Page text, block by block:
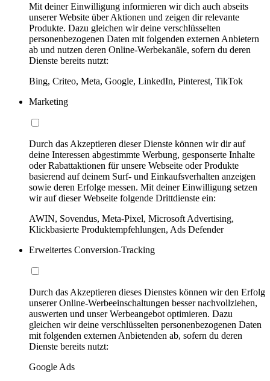
Mit deiner Einwilligung informieren wir dich auch abseits
unserer Website über Aktionen und zeigen dir relevante
Produkte. Dazu gleichen wir deine verschlüsselten
personenbezogenen Daten mit folgenden externen Anbietern
ab und nutzen deren Online-Werbekanäle, sofern du deren
Dienste bereits nutzt:
Bing, Criteo, Meta, Google, LinkedIn, Pinterest, TikTok
Marketing
Durch das Akzeptieren dieser Dienste können wir dir auf
deine Interessen abgestimmte Werbung, gesponserte Inhalte
oder Rabattaktionen für unsere Webseite oder Produkte
basierend auf deinem Surf- und Einkaufsverhalten anzeigen
sowie deren Erfolge messen. Mit deiner Einwilligung setzen
wir auf dieser Webseite folgende Drittdienste ein:
AWIN, Sovendus, Meta-Pixel, Microsoft Advertising,
Klickbasierte Produktempfehlungen, Ads Defender
Erweitertes Conversion-Tracking
Durch das Akzeptieren dieses Dienstes können wir den Erfolg
unserer Online-Werbeeinschaltungen besser nachvollziehen,
auswerten und unser Werbeangebot optimieren. Dazu
gleichen wir deine verschlüsselten personenbezogenen Daten
mit folgenden externen Anbietenden ab, sofern du deren
Dienste bereits nutzt:
Google Ads